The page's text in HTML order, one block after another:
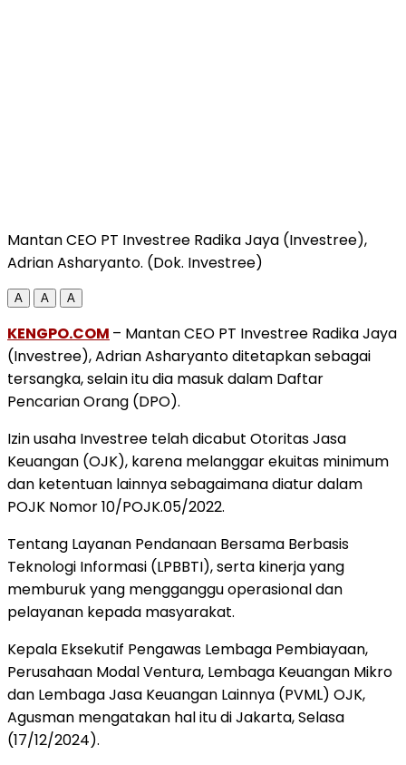
Mantan CEO PT Investree Radika Jaya (Investree),
Adrian Asharyanto. (Dok. Investree)
A A A
KENGPO.COM – Mantan CEO PT Investree Radika Jaya
(Investree), Adrian Asharyanto ditetapkan sebagai
tersangka, selain itu dia masuk dalam Daftar
Pencarian Orang (DPO).
Izin usaha Investree telah dicabut Otoritas Jasa
Keuangan (OJK), karena melanggar ekuitas minimum
dan ketentuan lainnya sebagaimana diatur dalam
POJK Nomor 10/POJK.05/2022.
Tentang Layanan Pendanaan Bersama Berbasis
Teknologi Informasi (LPBBTI), serta kinerja yang
memburuk yang mengganggu operasional dan
pelayanan kepada masyarakat.
Kepala Eksekutif Pengawas Lembaga Pembiayaan,
Perusahaan Modal Ventura, Lembaga Keuangan Mikro
dan Lembaga Jasa Keuangan Lainnya (PVML) OJK,
Agusman mengatakan hal itu di Jakarta, Selasa
(17/12/2024).